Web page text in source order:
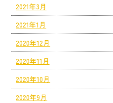
2021年3月
2021年1月
2020年12月
2020年11月
2020年10月
2020年9月